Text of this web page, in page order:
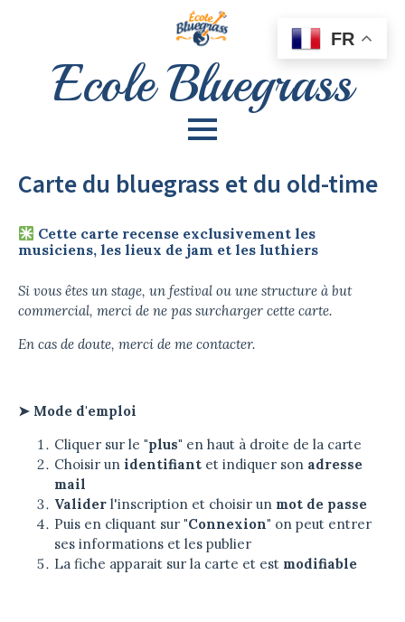
Ecole Bluegrass
Carte du bluegrass et du old-time
Cette carte recense exclusivement les
musiciens, les lieux de jam et les luthiers
Si vous êtes un stage, un festival ou une structure à but
commercial, merci de ne pas surcharger cette carte.
En cas de doute, merci de me contacter.
➤ Mode d'emploi
Cliquer sur le "plus" en haut à droite de la carte
Choisir un identifiant et indiquer son adresse
mail
Valider l'inscription et choisir un mot de passe
Puis en cliquant sur "Connexion" on peut entrer
ses informations et les publier
La fiche apparait sur la carte et est modifiable
FR